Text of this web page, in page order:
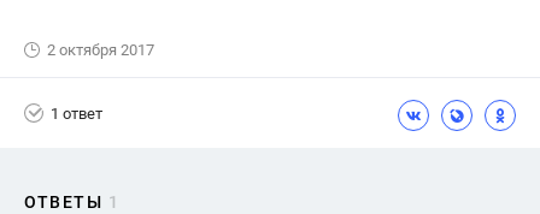
2 октября 2017
1 ответ
ОТВЕТЫ 1